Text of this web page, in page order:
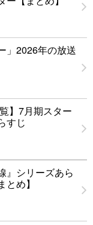
」2026年の放送
】7月期スター
すじ
』シリーズあら
め】